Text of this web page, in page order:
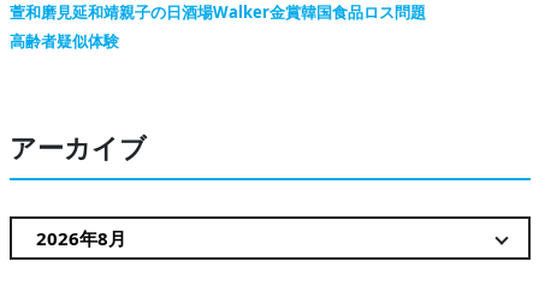
萱和磨見延和靖親子の日酒場Walker金賞韓国食品ロス問題
高齢者疑似体験
アーカイブ